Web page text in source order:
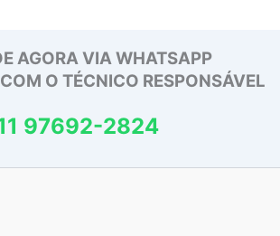
AGORA VIA WHATSAPP
O TÉCNICO RESPONSÁVEL
97692-2824